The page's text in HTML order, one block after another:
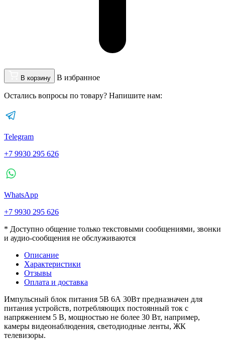
В корзину В избранное
Остались вопросы по товару? Напишите нам:
Telegram
+7 9930 295 626
WhatsApp
+7 9930 295 626
* Доступно общение только текстовыми сообщениями, звонки
и аудио-сообщения не обслуживаются
Описание
Характеристики
Отзывы
Оплата и доставка
Импульсный блок питания 5В 6А 30Вт предназначен для
питания устройств, потребляющих постоянный ток с
напряжением 5 В, мощностью не более 30 Вт, например,
камеры видеонаблюдения, светодиодные ленты, ЖК
телевизоры.